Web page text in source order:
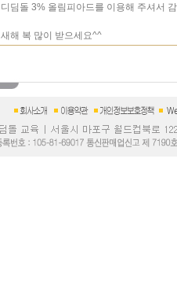
디딤돌 3% 올림피아드를 이용해 주셔서
새해 복 많이 받으세요^^